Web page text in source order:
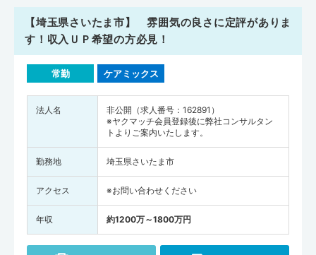
【埼玉県さいたま市】 雰囲気の良さに定評がありま
す！収入ＵＰ希望の方必見！
常勤 ケアミックス
法人名
非公開（求人番号：162891）
※ヤクマッチ会員登録後に弊社コンサルタン
トよりご案内いたします。
勤務地 埼玉県さいたま市
アクセス ※お問い合わせください
年収 約1200万～1800万円